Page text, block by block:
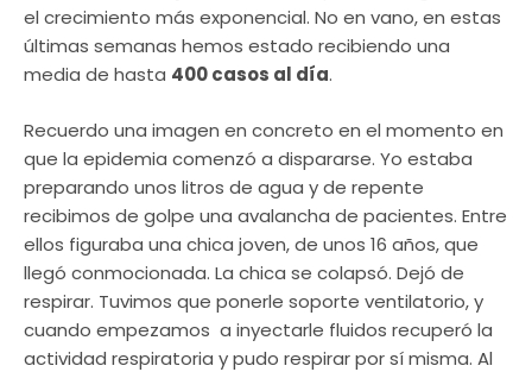
el crecimiento más exponencial. No en vano, en estas
últimas semanas hemos estado recibiendo una
media de hasta 400 casos al día.
Recuerdo una imagen en concreto en el momento en
que la epidemia comenzó a dispararse. Yo estaba
preparando unos litros de agua y de repente
recibimos de golpe una avalancha de pacientes. Entre
ellos figuraba una chica joven, de unos 16 años, que
llegó conmocionada. La chica se colapsó. Dejó de
respirar. Tuvimos que ponerle soporte ventilatorio, y
cuando empezamos a inyectarle fluidos recuperó la
actividad respiratoria y pudo respirar por sí misma. Al